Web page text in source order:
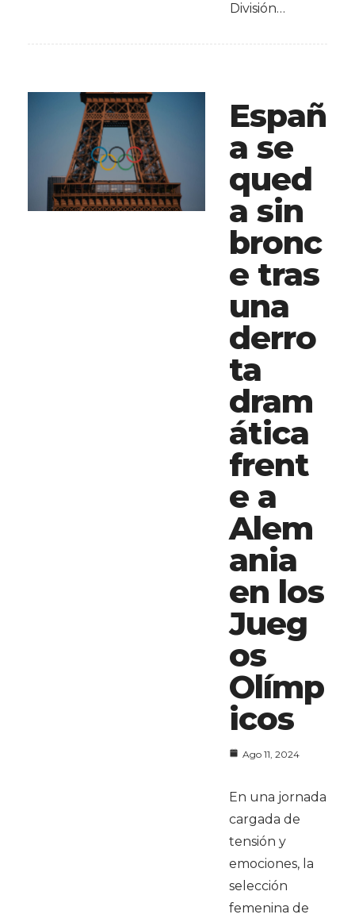
División…
Españ
a se
qued
a sin
bronc
e tras
una
derro
ta
dram
ática
frent
e a
Alem
ania
en los
Jueg
os
Olímp
icos
Ago 11, 2024
En una jornada
cargada de
tensión y
emociones, la
selección
femenina de